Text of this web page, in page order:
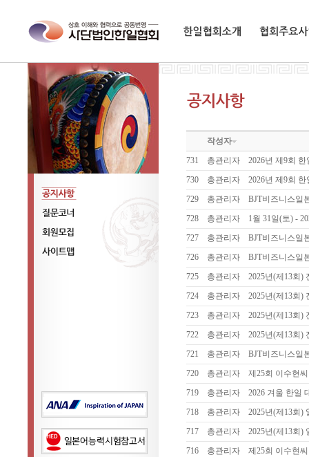
공지사항
질문코너
회원모집
작성자
731
총관리자
2026년 제9회
730
총관리자
2026년 제9회
729
총관리자
BJT비즈니스일
728
총관리자
1월 31일(토) -
727
총관리자
BJT비즈니스일
726
총관리자
BJT비즈니스일
725
총관리자
2025년(제13회)
724
총관리자
2025년(제13회)
723
총관리자
2025년(제13회)
722
총관리자
2025년(제13회)
721
총관리자
BJT비즈니스일
720
총관리자
제25회 이수현
719
총관리자
2026 겨울 한일
718
총관리자
2025년(제13회)
717
총관리자
2025년(제13회)
716
총관리자
제25회 이수현